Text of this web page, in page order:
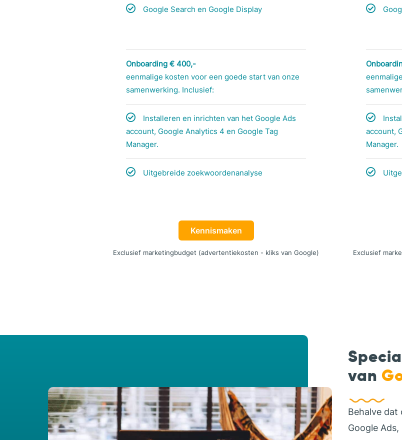
Google Search en Google Display
Onboarding € 400,-
eenmalige kosten voor een goede start van onze
samenwerking. Inclusief:
Installeren en inrichten van het Google Ads
account, Google Analytics 4 en Google Tag
Manager.
Uitgebreide zoekwoordenanalyse
Kennismaken
Exclusief marketingbudget (advertentiekosten - kliks van Google)
account,
Manager.
Exclusief
van
Behalve dat
Google